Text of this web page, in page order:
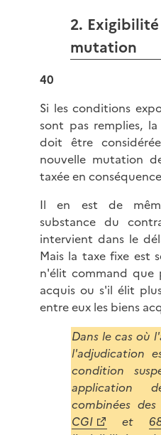
2.
mutation
40
Si les conditions
sont pas remplies,
doit être
nouvelle mutation
taxée en
Il en est de
substance du
intervient dans le
Mais la taxe fixe est
n'élit command que
acquis ou s'il élit
entre eux les biens
Dans le cas où
l'adjudication
condition
application
combinées des
CGI
et